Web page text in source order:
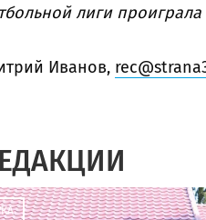
лиги
Иванов,